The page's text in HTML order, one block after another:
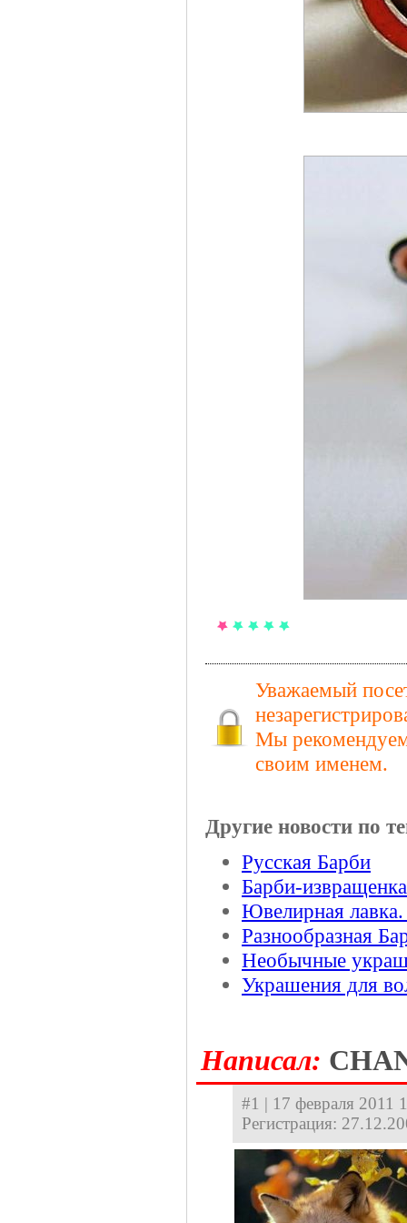
Уважаемый
Мы рекомендуем
своим именем.
Другие новости по
Русская Барби
Барби-
Ювелирная
Разнообразная
Необычные
Украшения для
Hаписал:
#1 | 17 февраля 2011
Регистрация: